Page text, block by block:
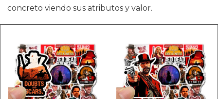
concreto viendo sus atributos y valor.